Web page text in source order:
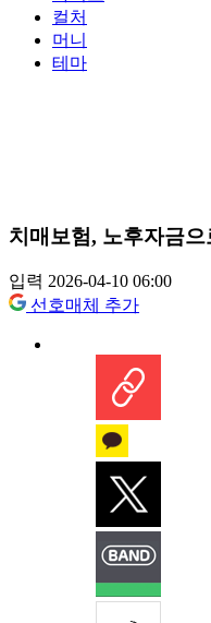
컬처
머니
테마
치매보험, 노후자금
입력 2026-04-10 06:00
선호매체 추가